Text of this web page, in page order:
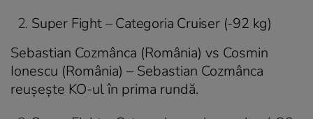
Super Fight – Categoria Cruiser (-92 kg)
Sebastian Cozmânca (România) vs Cosmin
Ionescu (România) – Sebastian Cozmânca
reușește KO-ul în prima rundă.